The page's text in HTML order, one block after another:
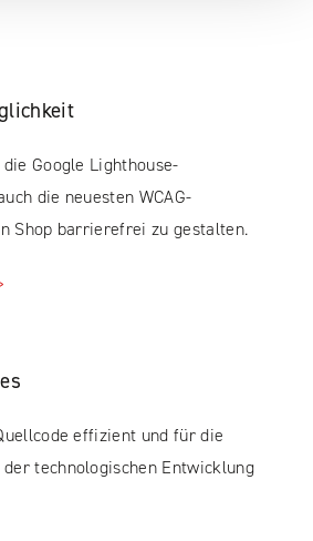
Google Lighthouse-
die neuesten WCAG-
Shop barrierefrei zu gestalten.
effizient und für die
technologischen Entwicklung